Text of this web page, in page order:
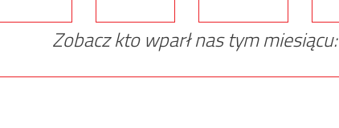
Zobacz kto wparł nas tym miesiącu: